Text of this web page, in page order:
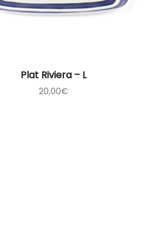
Plat Riviera – L
20,00€